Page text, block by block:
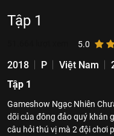
Tập 1
5.0
2018 P Việt Nam
Tập 1
Gameshow Ngạc Nhiên
dõi của đông đảo quý khán
câu hỏi thú vị mà 2 đội chơi